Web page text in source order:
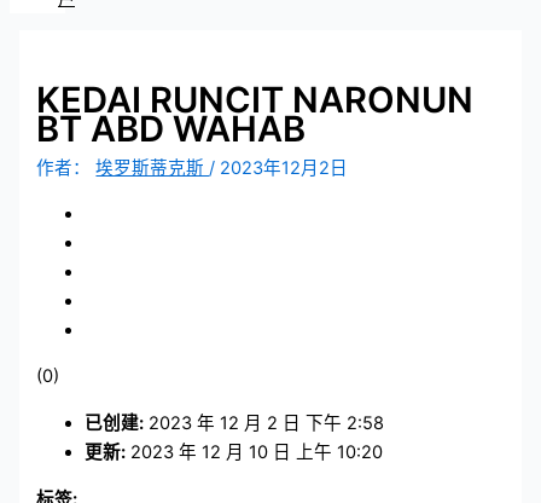
KEDAI RUNCIT NARONUN
BT ABD WAHAB
作者： 埃罗斯蒂克斯/ 2023年12月2日
(0)
已创建: 2023 年 12 月 2 日 下午 2:58
更新: 2023 年 12 月 10 日 上午 10:20